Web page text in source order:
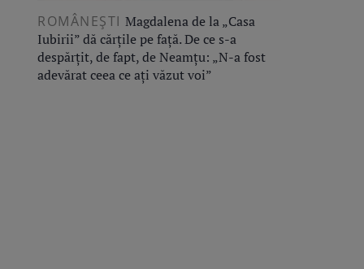
ROMÂNEŞTI Magdalena de la „Casa
Iubirii” dă cărțile pe față. De ce s-a
despărțit, de fapt, de Neamțu: „N-a fost
adevărat ceea ce ați văzut voi”